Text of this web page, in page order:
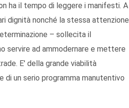
ha il tempo di leggere i manifesti. A
dignità nonché la stessa attenzione
– sollecita il
servire ad ammodernare e mettere
E' della grande viabilità
di un serio programma manutentivo